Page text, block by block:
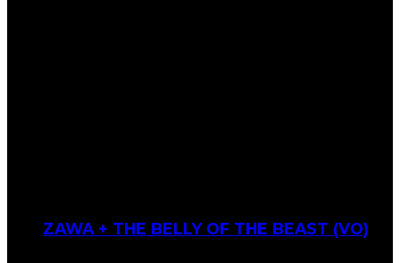
ZAWA + THE BELLY OF THE BEAST (VO)